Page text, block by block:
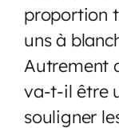
proportion
uns à
Autrement
va-t-il être
souligner